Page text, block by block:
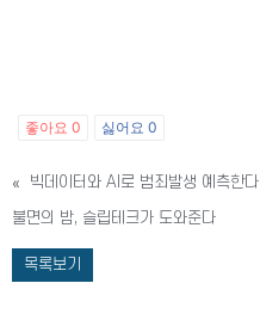
좋아요 0 싫어요 0
«
빅데이터와 AI로 범죄발생 예측한다
불면의 밤, 슬립테크가 도와준다
목록보기